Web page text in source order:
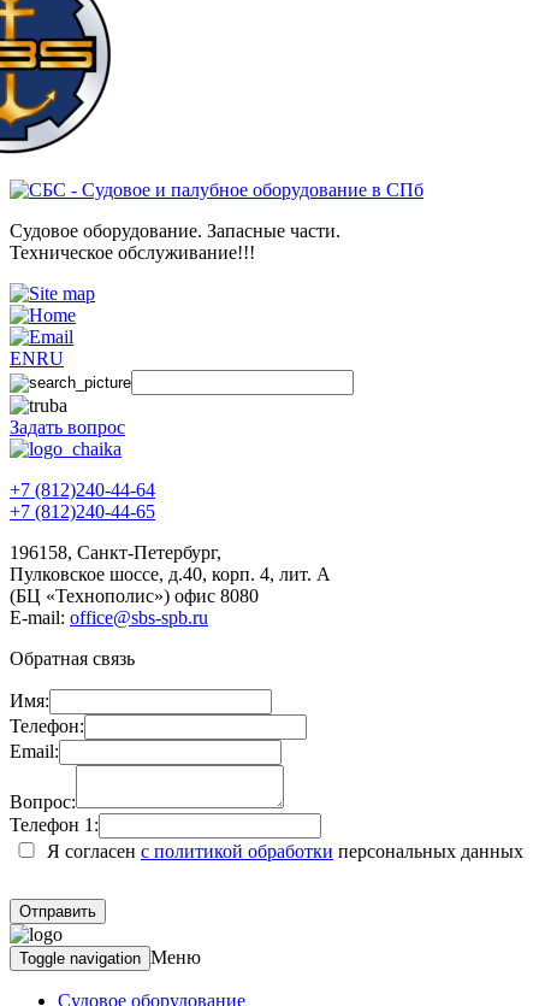
Судовое оборудование. Запасные части.
Техническое обслуживание!!!
ENRU
Задать вопрос
+7 (812)240-44-64
+7 (812)240-44-65
196158, Санкт-Петербург,
Пулковское шоссе, д.40, корп. 4, лит. А
(БЦ «Технополис») офис 8080
E-mail: office@sbs-spb.ru
Обратная связь
Имя:
Телефон:
Email:
Вопрос:
Телефон 1:
Я согласен с политикой обработки персональных данных
Toggle navigation Меню
Судовое оборудование